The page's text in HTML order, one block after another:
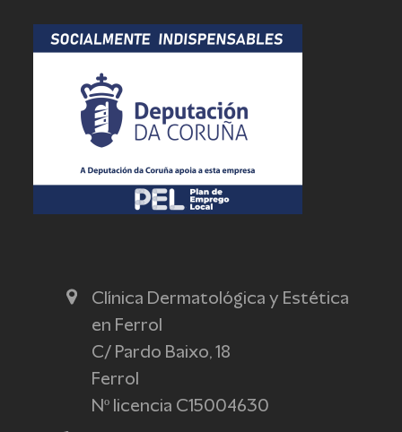
Clínica Dermatológica y Estética
en Ferrol
C/ Pardo Baixo, 18
Ferrol
Nº licencia C15004630